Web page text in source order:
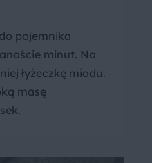
pojemnika
minut. Na
łyżeczkę miodu.
masę